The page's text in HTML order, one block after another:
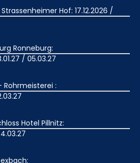
Hof: 17.12.2026 /
Ronneburg:
/ 05.03.27
:
Hotel Pillnitz: